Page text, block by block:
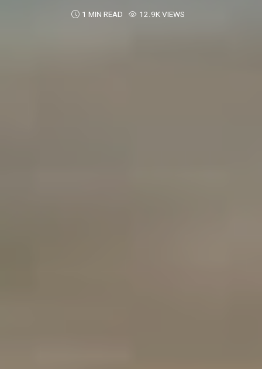
1 MIN READ 12.9K VIEWS